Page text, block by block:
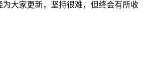
大家更新，坚持很难，但终会有所收